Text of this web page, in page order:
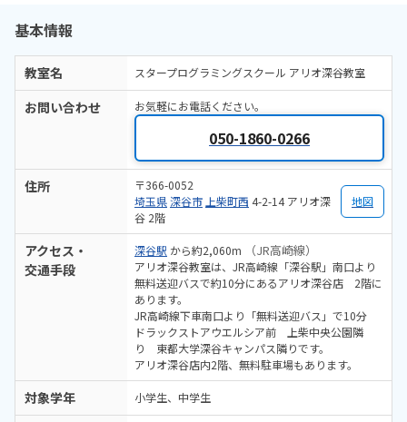
基本情報
教室名 スタープログラミングスクール アリオ深谷教室
お問い合わせ お気軽にお電話ください。
050-1860-0266
住所
〒366-0052
埼玉県深谷市 上柴町西 4-2-14 アリオ深
谷 2階
地図
アクセス・
交通手段
深谷駅 から約2,060m （JR高崎線）
アリオ深谷教室は、JR高崎線「深谷駅」南口より
無料送迎バスで約10分にあるアリオ深谷店 2階に
あります。
JR高崎線下車南口より「無料送迎バス」で10分
ドラックストアウエルシア前 上柴中央公園隣
り 東都大学深谷キャンパス隣りです。
アリオ深谷店内2階、無料駐車場もあります。
対象学年 小学生、中学生